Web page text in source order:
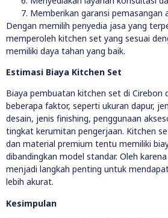
Memberikan garansi pemasangan
Dengan memilih penyedia jasa yang
memperoleh kitchen set yang sesuai
memiliki daya tahan yang baik.
Estimasi Biaya Kitchen Set
Biaya pembuatan kitchen set di Cirebon
beberapa faktor, seperti ukuran dapur,
desain, jenis finishing, penggunaan
tingkat kerumitan pengerjaan. Kitchen
dan material premium tentu memiliki
dibandingkan model standar. Oleh
menjadi langkah penting untuk
lebih akurat.
Kesimpulan